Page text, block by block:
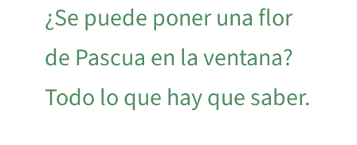
¿Se puede poner una flor
de Pascua en la ventana?
Todo lo que hay que saber.